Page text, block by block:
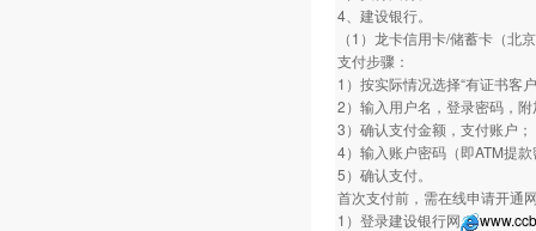
4、建设银行。
（1）龙卡信用卡/储蓄卡（北
支付步骤：
1）按实际情况选择“有证书客
2）输入用户名，登录密码，
3）确认支付金额，支付账户；
4）输入账户密码（即ATM提
5）确认支付。
首次支付前，需在线申请开通
1）登录建设银行网